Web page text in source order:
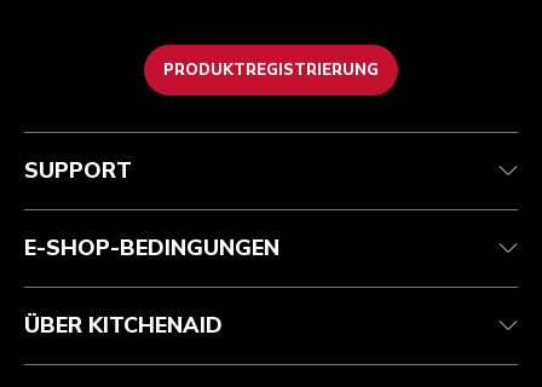
PRODUKTREGISTRIERUNG
Kundenservice
Garantie und Dokumente
Kontaktieren Sie uns.
Teilnahmebedingungen
Rückgaben und Erstattungen
Impressum
ODR
Die Marke
Händlersuche
SUPPORT
E-SHOP-BEDINGUNGEN
ÜBER KITCHENAID